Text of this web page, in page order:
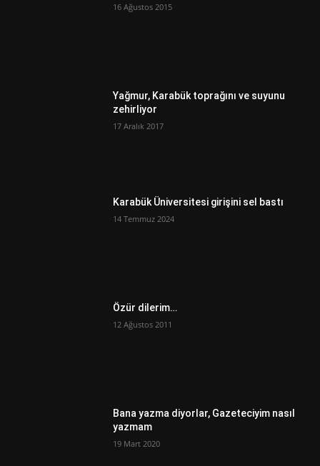
16 Ağustos 2015
Yağmur, Karabük toprağını ve suyunu
zehirliyor
17 Aralık 2017
Karabük Üniversitesi girişini sel bastı
14 Temmuz 2024
Özür dilerim…
12 Ağustos 2011
Bana yazma diyorlar, Gazeteciyim nasıl
yazmam
19 Mart 2020